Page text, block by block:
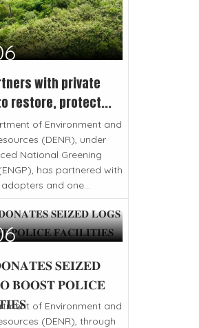
with private
restore, protect...
of Environment and
(DENR), under
National Greening
has partnered with
and one...
𝐒𝐄𝐈𝐙𝐄𝐃
𝐁𝐎𝐎𝐒𝐓 𝐏𝐎𝐋𝐈𝐂𝐄
of Environment and
(DENR), through